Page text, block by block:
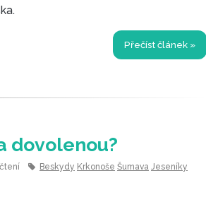
Přečíst článek »
dovolenou?
čtení Beskydy Krkonoše Šumava Jeseníky